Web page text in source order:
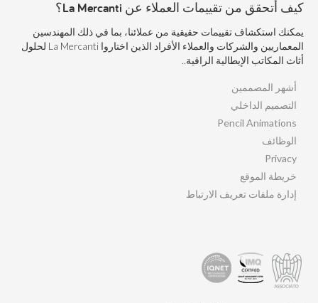
كيف أتحقق من تقييمات العملاء عن La Mercanti؟
يمكنك استكشاف تقييمات حقيقية من عملائنا، بما في ذلك المهندسين
المعماريين والشركات والعملاء الأفراد الذين اختاروا La Mercanti لحلول
أثاث المكاتب الإيطالية الراقية..
أشهر المصممين
التصميم الداخلي
Pencil Animations
الوظائف
Privacy
خريطة الموقع
إدارة ملفات تعريف الارتباط